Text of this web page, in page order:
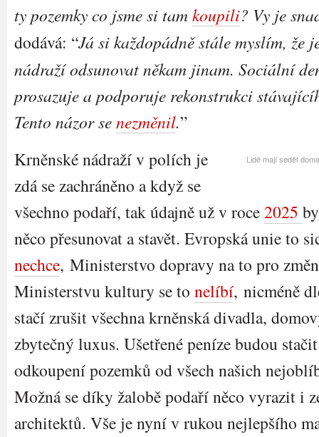
ty pozemky co jsme si tamkoupili? Vy je
dodává: “Já si každopádně stále myslím, že
nádraží odsunovat někam jinam. Sociální
prosazuje a podporuje rekonstrukci
Tento názor senezměnil.”
Lidé mají sedět
Krněnské nádraží v polích je
zdá se zachráněno a když se
všechno podaří, tak údajně už v roce2025
něco přesunovat a stavět. Evropská unie to
nechce, Ministerstvo dopravy na to pro
Ministerstvu kultury se to nelíbí, nicméně
stačí zrušit všechna krněnská divadla,
zbytečný luxus. Ušetřené peníze budou
odkoupení pozemků od všech našich
Možná se díky žalobě podaří něco vyrazit i
architektů. Vše je nyní v rukou nejlepšího